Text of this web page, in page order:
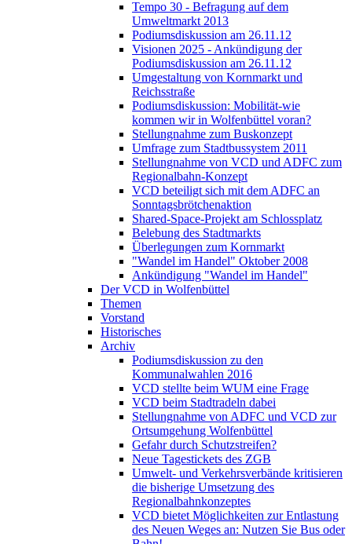
Tempo 30 - Befragung auf dem
Umweltmarkt 2013
Podiumsdiskussion am 26.11.12
Visionen 2025 - Ankündigung der
Podiumsdiskussion am 26.11.12
Umgestaltung von Kornmarkt und
Reichsstraße
Podiumsdiskussion: Mobilität-wie
kommen wir in Wolfenbüttel voran?
Stellungnahme zum Buskonzept
Umfrage zum Stadtbussystem 2011
Stellungnahme von VCD und ADFC zum
Regionalbahn-Konzept
VCD beteiligt sich mit dem ADFC an
Sonntagsbrötchenaktion
Shared-Space-Projekt am Schlossplatz
Belebung des Stadtmarkts
Überlegungen zum Kornmarkt
"Wandel im Handel" Oktober 2008
Ankündigung "Wandel im Handel"
Der VCD in Wolfenbüttel
Themen
Vorstand
Historisches
Archiv
Podiumsdiskussion zu den
Kommunalwahlen 2016
VCD stellte beim WUM eine Frage
VCD beim Stadtradeln dabei
Stellungnahme von ADFC und VCD zur
Ortsumgehung Wolfenbüttel
Gefahr durch Schutzstreifen?
Neue Tagestickets des ZGB
Umwelt- und Verkehrsverbände kritisieren
die bisherige Umsetzung des
Regionalbahnkonzeptes
VCD bietet Möglichkeiten zur Entlastung
des Neuen Weges an: Nutzen Sie Bus oder